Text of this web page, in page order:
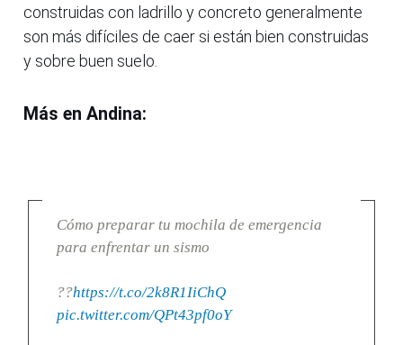
construidas con ladrillo y concreto generalmente
son más difíciles de caer si están bien construidas
y sobre buen suelo.
Más en Andina:
Cómo preparar tu mochila de emergencia
para enfrentar un sismo
??https://t.co/2k8R1IiChQ
pic.twitter.com/QPt43pf0oY